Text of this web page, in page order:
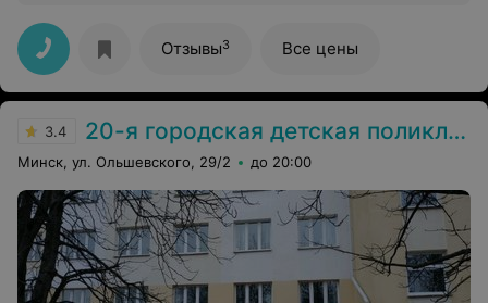
ещё скажет берите ручку записывайте что я вам
говорю. 16 поликлиника, вам повезло что у вас есть
такой классный врач, вот бы нам ее. Спасибо вам,
просто огромное человеческое спасибо.
Отзывы3 Все цены
3.4 20-я городская детская поликлиника
Минск, ул. Ольшевского, 29/2 до 20:00